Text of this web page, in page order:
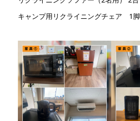
キャンプ用リクライニングチェア 1脚